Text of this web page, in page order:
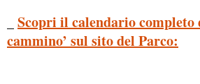
Scopri il calendario
cammino’ sul sito del Parco: